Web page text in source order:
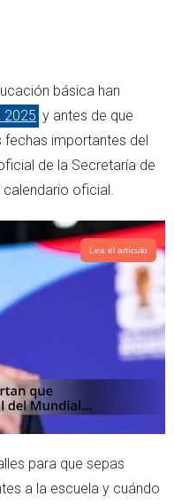
básica han
2025 y antes de que
importantes del
de la Secretaría de
calendario oficial.
Lea el artículo
para que sepas
a la escuela y cuándo